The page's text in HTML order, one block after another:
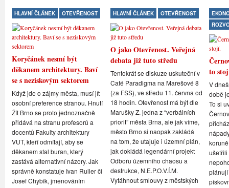
HLAVNÍ ČLÁNEK OTEVŘENOST
Koryčánek nesmí být
děkanem architektury. Baví
se s neziskovým sektorem
Když jde o zájmy města, musí jít
osobní preference stranou. Hnutí
Žít Brno se proto jednoznačně
přidává na stranu profesorů a
docentů Fakulty architektury
VUT, kteří odmítají, aby se
děkanem stal buran, který
zastává alternativní názory. Jak
správně konstatuje Ivan Ruller či
Josef Chybík, jmenováním
HLAVNÍ ČLÁNEK OTEVŘENOST
O jako Otevřenost. Veřejná
debata již tuto středu
Tentokrát se diskuze uskuteční v
Café Paradigma na Marešové 8
(za FSS), ve středu 11. června od
18 hodin. Otevřenost má být dle
Marušky Z. jedna z “verbálních
priorit” města Brna, ale jak víme,
město Brno si naopak zakládá
na tom, že utajuje i územní plán,
jak dokládá legendární projekt
Odboru územního chaosu a
destrukce, N.E.P.O.V.Í.M.
Vytáhnout smlouvy z městských
to
V
době
To si
ušetřili